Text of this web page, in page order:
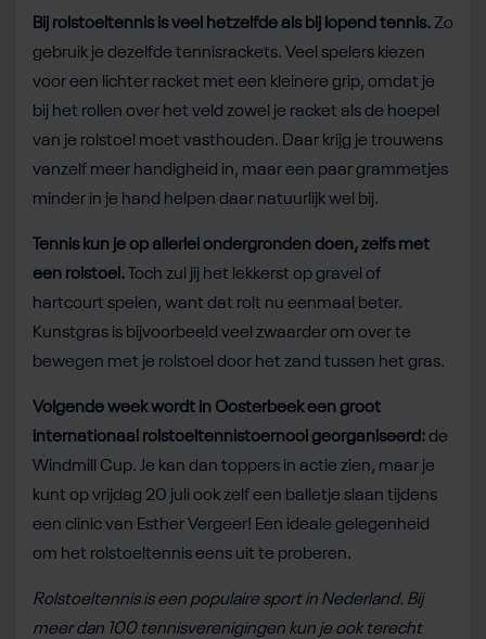
Bij rolstoeltennis is veel hetzelfde als bij lopend tennis.Zo
gebruik je dezelfde tennisrackets. Veel spelers kiezen
voor een lichter racket met een kleinere grip, omdat je
bij het rollen over het veld zowel je racket als de hoepel
van je rolstoel moet vasthouden. Daar krijg je trouwens
vanzelf meer handigheid in, maar een paar grammetjes
minder in je hand helpen daar natuurlijk wel bij.
Tennis kun je op allerlei ondergronden doen, zelfs met
een rolstoel. Toch zul jij het lekkerst op gravel of
hartcourt spelen, want dat rolt nu eenmaal beter.
Kunstgras is bijvoorbeeld veel zwaarder om over te
bewegen met je rolstoel door het zand tussen het gras.
Volgende week wordt in Oosterbeek een groot
internationaal rolstoeltennistoernooi georganiseerd:de
Windmill Cup. Je kan dan toppers in actie zien, maar je
kunt op vrijdag 20 juli ook zelf een balletje slaan tijdens
een clinic van Esther Vergeer! Een ideale gelegenheid
om het rolstoeltennis eens uit te proberen.
Rolstoeltennis is een populaire sport in Nederland. Bij
meer dan 100 tennisverenigingen kun je ook terecht